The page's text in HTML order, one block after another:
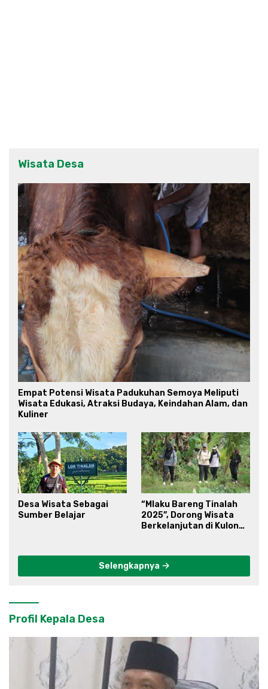
Wisata Desa
Empat Potensi Wisata Padukuhan Semoya Meliputi
Wisata Edukasi, Atraksi Budaya, Keindahan Alam, dan
Kuliner
Desa Wisata Sebagai
Sumber Belajar
“Mlaku Bareng Tinalah
2025”, Dorong Wisata
Berkelanjutan di Kulon
Selengkapnya
Profil Kepala Desa